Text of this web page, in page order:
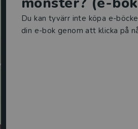
Du kan tyvärr inte köpa e-
din e-bok genom att klicka på